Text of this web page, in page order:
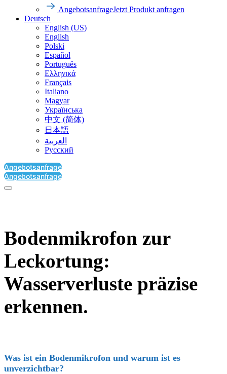
AngebotsanfrageJetzt Produkt anfragen
Deutsch
English (US)
English
Polski
Español
Português
Ελληνικά
Français
Italiano
Magyar
Українська
中文 (简体)
日本語
العربية‏
Русский
Angebotsanfrage
Angebotsanfrage
Bodenmikrofon zur
Leckortung:
Wasserverluste präzise
erkennen.
Was ist ein Bodenmikrofon und warum ist es
unverzichtbar?